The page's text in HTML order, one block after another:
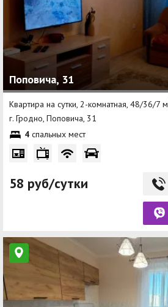
Поповича, 31
Квартира на сутки, 2-комнатная, 48/36/7 м
г. Гродно, Поповича, 31
4 спальных мест
58 руб/сутки